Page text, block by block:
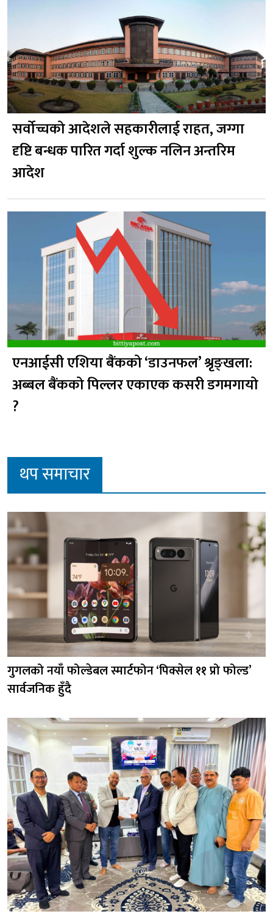
सर्वोच्चको आदेशले सहकारीलाई राहत, जग्गा
दृष्टि बन्धक पारित गर्दा शुल्क नलिन अन्तरिम
आदेश
एनआईसी एशिया बैंकको ‘डाउनफल’ श्रृङ्खला:
अब्बल बैंकको पिल्लर एकाएक कसरी डगमगायो
?
थप समाचार
गुगलको नयाँ फोल्डेबल स्मार्टफोन ‘पिक्सेल ११ प्रो फोल्ड’
सार्वजनिक हुँदै